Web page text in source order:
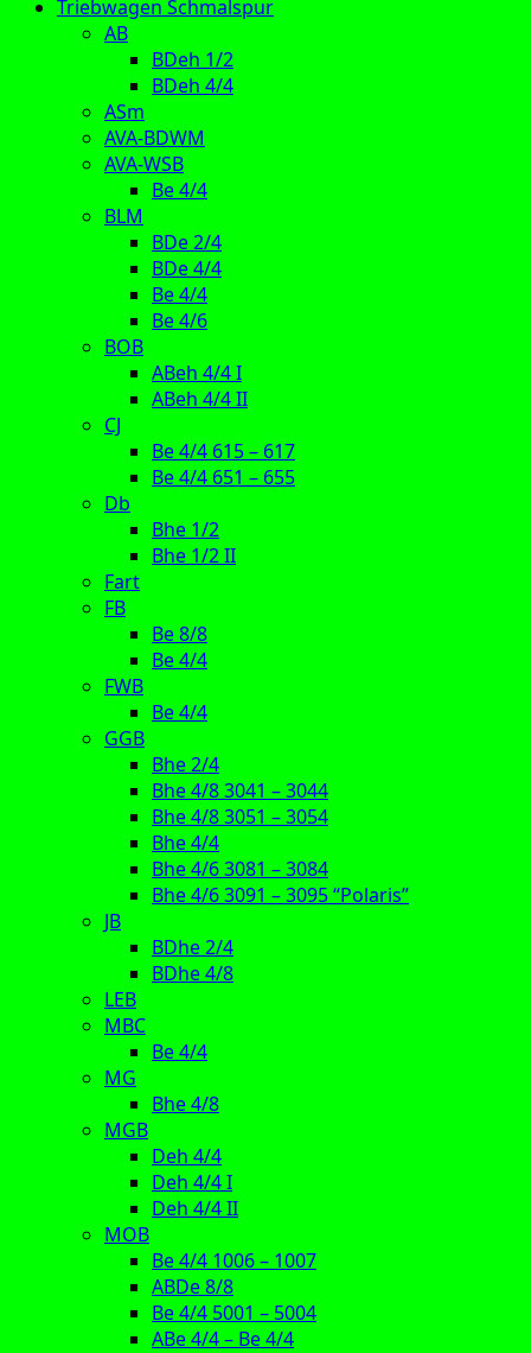
Triebwagen Schmalspur
AB
BDeh 1/2
BDeh 4/4
ASm
AVA-BDWM
AVA-WSB
Be 4/4
BLM
BDe 2/4
BDe 4/4
Be 4/4
Be 4/6
BOB
ABeh 4/4 I
ABeh 4/4 II
CJ
Be 4/4 615 – 617
Be 4/4 651 – 655
Db
Bhe 1/2
Bhe 1/2 II
Fart
FB
Be 8/8
Be 4/4
FWB
Be 4/4
GGB
Bhe 2/4
Bhe 4/8 3041 – 3044
Bhe 4/8 3051 – 3054
Bhe 4/4
Bhe 4/6 3081 – 3084
Bhe 4/6 3091 – 3095 “Polaris”
JB
BDhe 2/4
BDhe 4/8
LEB
MBC
Be 4/4
MG
Bhe 4/8
MGB
Deh 4/4
Deh 4/4 I
Deh 4/4 II
MOB
Be 4/4 1006 – 1007
ABDe 8/8
Be 4/4 5001 – 5004
ABe 4/4 – Be 4/4